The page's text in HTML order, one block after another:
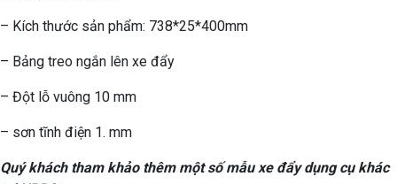
– Kích thước sản phẩm: 738*25*400mm
– Bảng treo ngắn lên xe đẩy
– Đột lỗ vuông 10 mm
– sơn tĩnh điện 1. mm
Quý khách tham khảo thêm một số mẫu xe đẩy dụng cụ khác